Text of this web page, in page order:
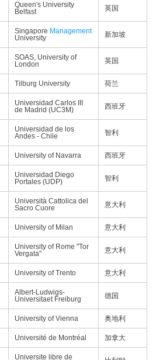
Queen's University
Belfast
英国
Singapore Management
University
新加坡
SOAS, University of
London
英国
Tilburg University 荷兰
Universidad Carlos III
de Madrid (UC3M)
西班牙
Universidad de los
Andes - Chile
智利
University of Navarra 西班牙
Universidad Diego
Portales (UDP)
智利
Università Cattolica del
Sacro Cuore
意大利
University of Milan 意大利
University of Rome "Tor
Vergata"
意大利
University of Trento 意大利
Albert-Ludwigs-
Universitaet Freiburg
德国
University of Vienna 奥地利
Université de Montréal 加拿大
Universite libre de